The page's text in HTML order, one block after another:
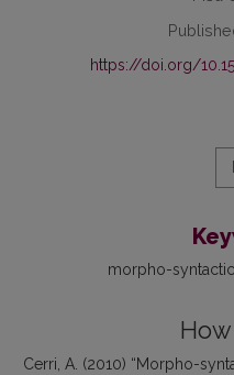
https://doi.org/
morpho-
Cerri, A. (2010) “Morpho-